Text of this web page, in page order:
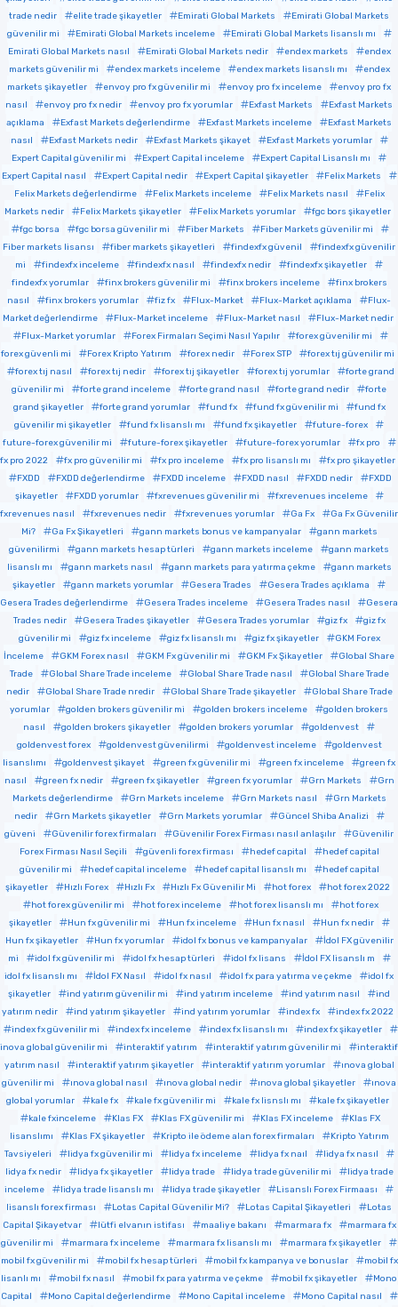
trade nedir
elite trade şikayetler Emirati Global Markets
Emirati Global Markets
güvenilir mi
Emirati Global Markets inceleme
Emirati Global Markets lisanslı mı
Emirati Global Markets nasıl
Emirati Global Markets nedir endex markets
endex
markets güvenilir mi
endex markets inceleme endex markets lisanslı mı
endex
markets şikayetler
envoy pro fx güvenilir mi envoy pro fx inceleme
envoy pro fx
nasıl
envoy pro fx nedir envoy pro fx yorumlar Exfast Markets
Exfast Markets
açıklama
Exfast Markets değerlendirme Exfast Markets inceleme
Exfast Markets
nasıl
Exfast Markets nedir Exfast Markets şikayet
Exfast Markets yorumlar
Expert Capital güvenilir mi
Expert Capital inceleme
Expert Capital Lisanslı mı
Expert Capital nasıl
Expert Capital nedir Expert Capital şikayetler
Felix Markets
Felix Markets değerlendirme
Felix Markets inceleme Felix Markets nasıl
Felix
Markets nedir
Felix Markets şikayetler Felix Markets yorumlar
fgc bors şikayetler
fgc borsa
fgc borsa güvenilir mi Fiber Markets
Fiber Markets güvenilir mi
Fiber markets lisansı
fiber markets şikayetleri findexfx güvenil
findexfx güvenilir
mi
findexfx inceleme findexfx nasıl findexfx nedir
findexfx şikayetler
findexfx yorumlar
finx brokers güvenilir mi finx brokers inceleme
finx brokers
nasıl
finx brokers yorumlar fiz fx Flux-Market Flux-Market açıklama
Flux-
Market değerlendirme
Flux-Market inceleme Flux-Market nasıl
Flux-Market nedir
Flux-Market yorumlar
Forex Firmaları Seçimi Nasıl Yapılır
forex güvenilir mi
forex güvenli mi
Forex Kripto Yatırım forex nedir Forex STP
forex tıj güvenilir mi
forex tıj nasıl
forex tıj nedir forex tıj şikayetler forex tıj yorumlar
forte grand
güvenilir mi
forte grand inceleme forte grand nasıl forte grand nedir
forte
grand şikayetler
forte grand yorumlar fund fx fund fx güvenilir mi
fund fx
güvenilir mi şikayetler
fund fx lisanslı mı fund fx şikayetler
future-forex
future-forex güvenilir mi
future-forex şikayetler future-forex yorumlar
fx pro
fx pro 2022
fx pro güvenilir mi fx pro inceleme fx pro lisanslı mı
fx pro şikayetler
FXDD
FXDD değerlendirme FXDD inceleme FXDD nasıl FXDD nedir
FXDD
şikayetler
FXDD yorumlar fxrevenues güvenilir mi
fxrevenues inceleme
fxrevenues nasıl
fxrevenues nedir fxrevenues yorumlar Ga Fx
Ga Fx Güvenilir
Mi?
Ga Fx Şikayetleri gann markets bonus ve kampanyalar
gann markets
güvenilirmi
gann markets hesap türleri gann markets inceleme
gann markets
lisanslı mı
gann markets nasıl gann markets para yatırma çekme
gann markets
şikayetler
gann markets yorumlar Gesera Trades
Gesera Trades açıklama
Gesera Trades değerlendirme
Gesera Trades inceleme Gesera Trades nasıl
Gesera
Trades nedir
Gesera Trades şikayetler Gesera Trades yorumlar giz fx
giz fx
güvenilir mi
giz fx inceleme giz fx lisanslı mı giz fx şikayetler
GKM Forex
İnceleme
GKM Forex nasıl GKM Fx güvenilir mi GKM Fx Şikayetler
Global Share
Trade
Global Share Trade inceleme Global Share Trade nasıl
Global Share Trade
nedir
Global Share Trade nredir Global Share Trade şikayetler
Global Share Trade
yorumlar
golden brokers güvenilir mi golden brokers inceleme
golden brokers
nasıl
golden brokers şikayetler golden brokers yorumlar
goldenvest
goldenvest forex
goldenvest güvenilirmi goldenvest inceleme
goldenvest
lisanslımı
goldenvest şikayet green fx güvenilir mi green fx inceleme
green fx
nasıl
green fx nedir green fx şikayetler green fx yorumlar Grn Markets
Grn
Markets değerlendirme
Grn Markets inceleme Grn Markets nasıl
Grn Markets
nedir
Grn Markets şikayetler Grn Markets yorumlar
Güncel Shiba Analizi
güveni
Güvenilir forex firmaları Güvenilir Forex Firması nasıl anlaşılır
Güvenilir
Forex Firması Nasıl Seçili
güvenli forex firması hedef capital
hedef capital
güvenilir mi
hedef capital inceleme hedef capital lisanslı mı
hedef capital
şikayetler
Hızlı Forex Hızlı Fx Hızlı Fx Güvenilir Mi hot forex
hot forex 2022
hot forex güvenilir mi
hot forex inceleme hot forex lisanslı mı
hot forex
şikayetler
Hun fx güvenilir mi Hun fx inceleme Hun fx nasıl
Hun fx nedir
Hun fx şikayetler
Hun fx yorumlar idol fx bonus ve kampanyalar
İdol FX güvenilir
mi
idol fx güvenilir mi idol fx hesap türleri idol fx lisans
İdol FX lisanslı m
idol fx lisanslı mı
İdol FX Nasıl idol fx nasıl idol fx para yatırma ve çekme
idol fx
şikayetler
ind yatırım güvenilir mi ind yatırım inceleme ind yatırım nasıl
ind
yatırım nedir
ind yatırım şikayetler ind yatırım yorumlar index fx
index fx 2022
index fx güvenilir mi
index fx inceleme index fx lisanslı mı
index fx şikayetler
inova global güvenilir mi
interaktif yatırım interaktif yatırım güvenilir mi
interaktif
yatırım nasıl
interaktif yatırım şikayetler interaktif yatırım yorumlar
ınova global
güvenilir mi
ınova global nasıl ınova global nedir ınova global şikayetler
ınova
global yorumlar
kale fx kale fx güvenilir mi kale fx lisnslı mı
kale fx şikayetler
kale fxinceleme
Klas FX Klas FX güvenilir mi Klas FX inceleme
Klas FX
lisanslımı
Klas FX şikayetler Kripto ile ödeme alan forex firmaları
Kripto Yatırım
Tavsiyeleri
lidya fx güvenilir mi lidya fx inceleme lidya fx naıl
lidya fx nasıl
lidya fx nedir
lidya fx şikayetler lidya trade lidya trade güvenilir mi
lidya trade
inceleme
lidya trade lisanslı mı lidya trade şikayetler
Lisanslı Forex Firmaası
lisanslı forex firması
Lotas Capital Güvenilir Mi? Lotas Capital Şikayetleri
Lotas
Capital Şikayetvar
lütfi elvanın istifası maaliye bakanı marmara fx
marmara fx
güvenilir mi
marmara fx inceleme marmara fx lisanslı mı
marmara fx şikayetler
mobil fx güvenilir mi
mobil fx hesap türleri mobil fx kampanya ve bonuslar
mobil fx
lisanlı mı
mobil fx nasıl mobil fx para yatırma ve çekme mobil fx şikayetler
Mono
Capital
Mono Capital değerlendirme Mono Capital inceleme
Mono Capital nasıl